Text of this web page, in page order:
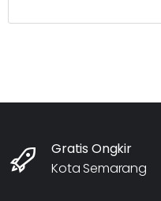
Gratis Ongkir
Kota Semarang